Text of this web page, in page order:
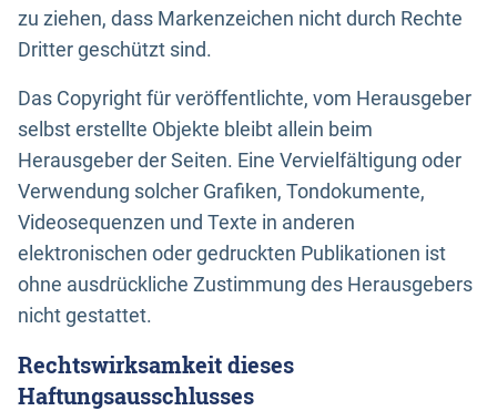
zu ziehen, dass Markenzeichen nicht durch Rechte
Dritter geschützt sind.
Das Copyright für veröffentlichte, vom Herausgeber
selbst erstellte Objekte bleibt allein beim
Herausgeber der Seiten. Eine Vervielfältigung oder
Verwendung solcher Grafiken, Tondokumente,
Videosequenzen und Texte in anderen
elektronischen oder gedruckten Publikationen ist
ohne ausdrückliche Zustimmung des Herausgebers
nicht gestattet.
Rechtswirksamkeit dieses
Haftungsausschlusses